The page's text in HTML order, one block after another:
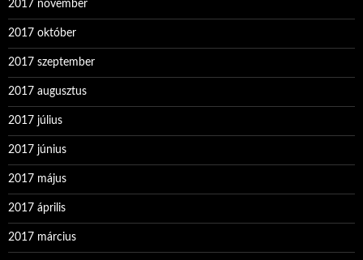
2017 november
2017 október
2017 szeptember
2017 augusztus
2017 július
2017 június
2017 május
2017 április
2017 március